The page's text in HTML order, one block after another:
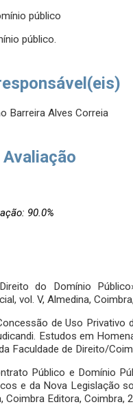
público
público.
Barreira Alves Correia
90.0%
do Domínio
vol. V, Almedina,
de Uso
Estudos em
Faculdade de Direito/
Público e Domínio
e da Nova Legislação
Coimbra Editora, Coimbra,